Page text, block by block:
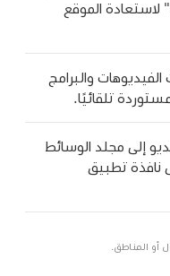
لاستعادة الموقع
والبرامج
تلقائيًا.
إلى مجلد الوسائط
نافذة تطبيق
أو المناطق.